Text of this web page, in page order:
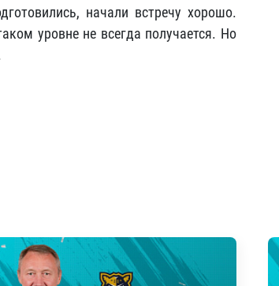
начали встречу хорошо.
уровне не всегда получается. Но